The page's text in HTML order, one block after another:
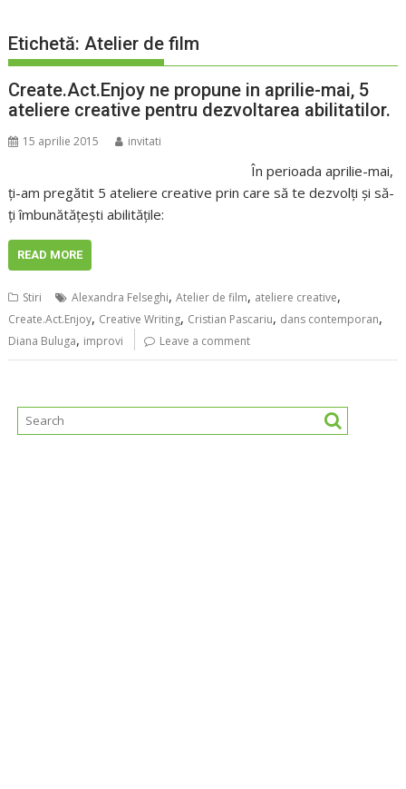
Etichetă:Atelier de film
Create.Act.Enjoy ne propune in aprilie-mai, 5
ateliere creative pentru dezvoltarea abilitatilor.
15 aprilie 2015 invitati
În perioada aprilie-mai,
ți-am pregătit 5 ateliere creative prin care să te dezvolți și să-
ți îmbunătățești abilitățile:
READ MORE
Stiri Alexandra Felseghi,Atelier de film, ateliere creative,
Create.Act.Enjoy, Creative Writing, Cristian Pascariu, dans contemporan,
Diana Buluga, improvi Leave a comment